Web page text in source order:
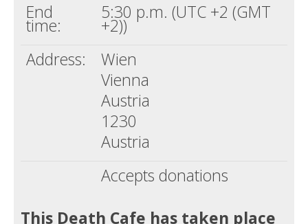
End
time:
5:30 p.m. (UTC +2 (GMT
+2))
Address:
Wien
Vienna
Austria
1230
Austria
Accepts donations
This Death Cafe has taken place